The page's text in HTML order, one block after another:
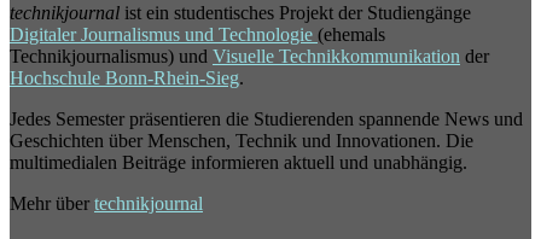
technikjournal ist ein studentisches Projekt der Studiengänge
Digitaler Journalismus und Technologie (ehemals
Technikjournalismus) und Visuelle Technikkommunikation der
Hochschule Bonn-Rhein-Sieg.
Jedes Semester präsentieren die Studierenden spannende News und
Geschichten über Menschen, Technik und Innovationen. Die
multimedialen Beiträge informieren aktuell und unabhängig.
Mehr über technikjournal